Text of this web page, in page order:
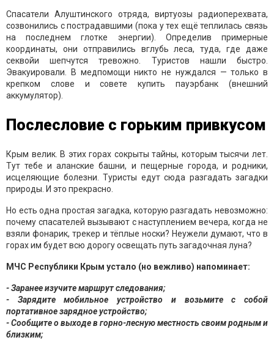
Спасатели Алуштинского отряда, виртуозы радиоперехвата,
созвонились с пострадавшими (пока у тех ещё теплилась связь
на последнем глотке энергии). Определив примерные
координаты, они отправились вглубь леса, туда, где даже
секвойи шепчутся тревожно. Туристов нашли быстро.
Эвакуировали. В медпомощи никто не нуждался — только в
крепком слове и совете купить пауэрбанк (внешний
аккумулятор).
Послесловие с горьким привкусом
Крым велик. В этих горах сокрыты тайны, которым тысячи лет.
Тут тебе и аланские башни, и пещерные города, и родники,
исцеляющие болезни. Туристы едут сюда разгадать загадки
природы. И это прекрасно.
Но есть одна простая загадка, которую разгадать невозможно:
почему спасателей вызывают с наступлением вечера, когда не
взяли фонарик, трекер и тёплые носки? Неужели думают, что в
горах им будет всю дорогу освещать путь загадочная луна?
МЧС Республики Крым устало (но вежливо) напоминает:
- Заранее изучите маршрут следования;
- Зарядите мобильное устройство и возьмите с собой
портативное зарядное устройство;
- Сообщите о выходе в горно-лесную местность своим родным и
близким;